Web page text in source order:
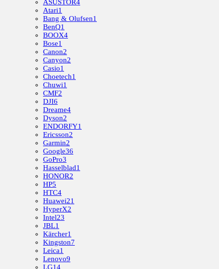
ASUSTOR4
Atari1
Bang & Olufsen1
BenQ1
BOOX4
Bose1
Canon2
Canyon2
Casio1
Choetech1
Chuwi1
CMF2
DJI6
Dreame4
Dyson2
ENDORFY1
Ericsson2
Garmin2
Google36
GoPro3
Hasselblad1
HONOR2
HP5
HTC4
Huawei21
HyperX2
Intel23
JBL1
Kärcher1
Kingston7
Leica1
Lenovo9
LG14